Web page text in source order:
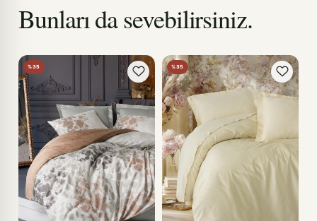
Bunları da sevebilirsiniz.
%35 %35